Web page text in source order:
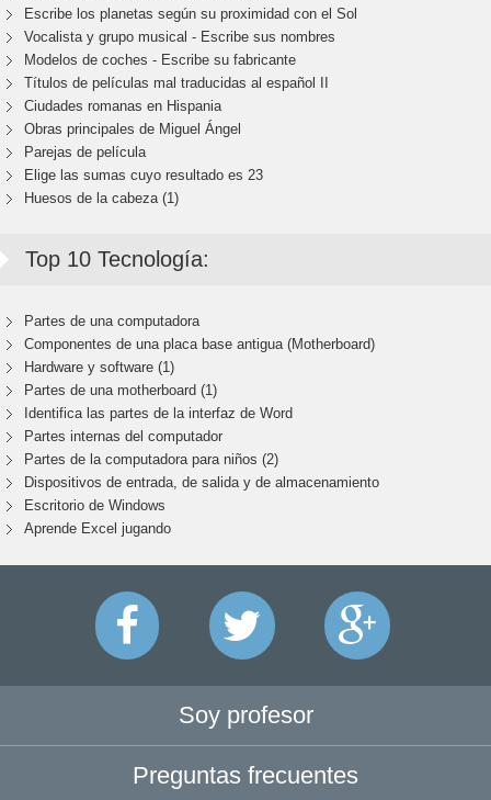
Escribe los planetas según su proximidad con el Sol
Vocalista y grupo musical - Escribe sus nombres
Modelos de coches - Escribe su fabricante
Títulos de películas mal traducidas al español II
Ciudades romanas en Hispania
Obras principales de Miguel Ángel
Parejas de película
Elige las sumas cuyo resultado es 23
Huesos de la cabeza (1)
Top 10 Tecnología:
Partes de una computadora
Componentes de una placa base antigua (Motherboard)
Hardware y software (1)
Partes de una motherboard (1)
Identifica las partes de la interfaz de Word
Partes internas del computador
Partes de la computadora para niños (2)
Dispositivos de entrada, de salida y de almacenamiento
Escritorio de Windows
Aprende Excel jugando
Soy profesor
Preguntas frecuentes